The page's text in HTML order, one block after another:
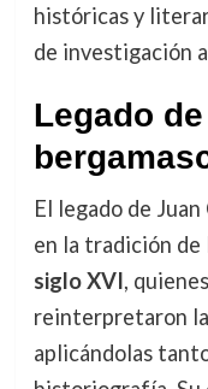
históricas y
de investigación
Legado
El legado de
en la tradición de
siglo XVI,
reinterpretaron
aplicándolas